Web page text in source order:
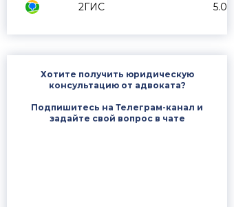
2ГИС 5.0
Хотите получить юридическую
консультацию от адвоката?
Подпишитесь на Телеграм-канал и
задайте свой вопрос в чате